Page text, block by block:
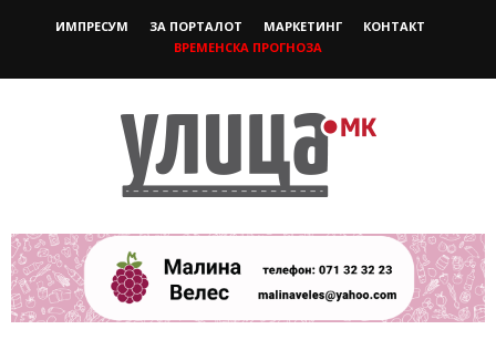
ИМПРЕСУМ ЗА ПОРТАЛОТ МАРКЕТИНГ
КОНТАКТ
ВРЕМЕНСКА ПРОГНОЗА